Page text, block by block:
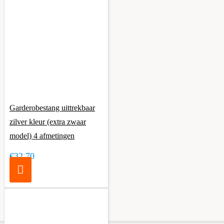
Garderobestang uittrekbaar
zilver kleur (extra zwaar
model) 4 afmetingen
€32,70